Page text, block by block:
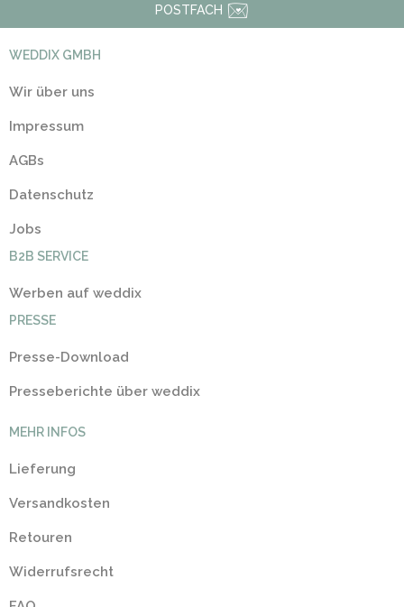
POSTFACH
WEDDIX GMBH
Wir über uns
Impressum
AGBs
Datenschutz
Jobs
B2B SERVICE
Werben auf weddix
PRESSE
Presse-Download
Presseberichte über weddix
MEHR INFOS
Lieferung
Versandkosten
Retouren
Widerrufsrecht